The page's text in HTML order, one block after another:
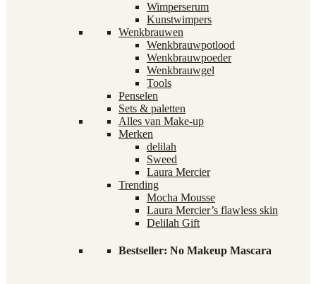
Wimperserum
Kunstwimpers
Wenkbrauwen
Wenkbrauwpotlood
Wenkbrauwpoeder
Wenkbrauwgel
Tools
Penselen
Sets & paletten
Alles van Make-up
Merken
delilah
Sweed
Laura Mercier
Trending
Mocha Mousse
Laura Mercier’s flawless skin
Delilah Gift
Bestseller: No Makeup Mascara